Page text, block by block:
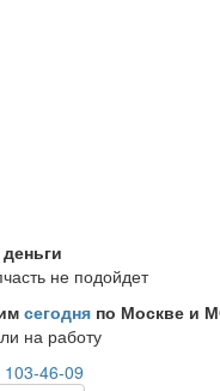
не подойдет
сегодня по Москве и
на работу
46-09